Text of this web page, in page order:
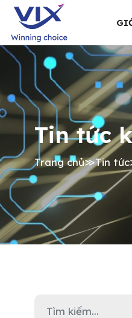
Tin tức
Trang chủ≫Tin tức